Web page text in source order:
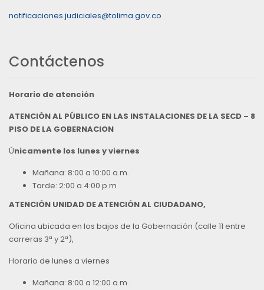
notificaciones.judiciales@tolima.gov.co
Contáctenos
Horario de atención
ATENCIÓN AL PÚBLICO EN LAS INSTALACIONES DE LA SECD – 8
PISO DE LA GOBERNACION
Únicamente los lunes y viernes
Mañana: 8:00 a 10:00 a.m.
Tarde: 2:00 a 4:00 p.m
ATENCIÓN UNIDAD DE ATENCIÓN AL CIUDADANO,
Oficina ubicada en los bajos de la Gobernación (calle 11 entre
carreras 3ª y 2ª),
Horario de lunes a viernes
Mañana: 8:00 a 12:00 a.m.